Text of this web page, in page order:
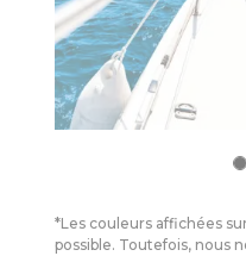
*Les couleurs affichées
possible. Toutefois, nous